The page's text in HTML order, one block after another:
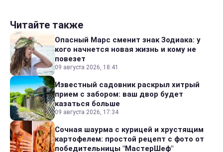
Читайте также
Опасный Марс сменит знак Зодиака: у
кого начнется новая жизнь и кому не
повезет
09 августа 2026, 18:41
Известный садовник раскрыл хитрый
прием с забором: ваш двор будет
казаться больше
09 августа 2026, 17:34
Сочная шаурма с курицей и хрустящим
картофелем: простой рецепт с фото от
победительницы "МастерШеф"